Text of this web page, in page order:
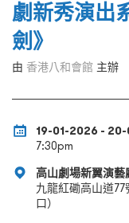
劇新秀演出
劍》
由 香港八和會館 主辦
19-01-2026 -
7:30pm
高山劇場新翼演藝
九龍紅磡高山道
口）